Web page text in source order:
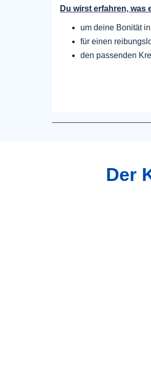
Du wirst erfahren, was
um deine Bonität
für einen
den passenden
Der